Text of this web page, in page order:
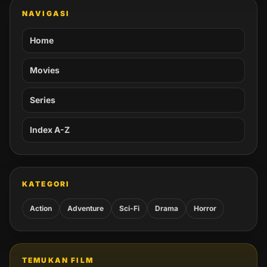
NAVIGASI
Home
Movies
Series
Index A-Z
KATEGORI
Action Adventure Sci-Fi Drama Horror
TEMUKAN FILM